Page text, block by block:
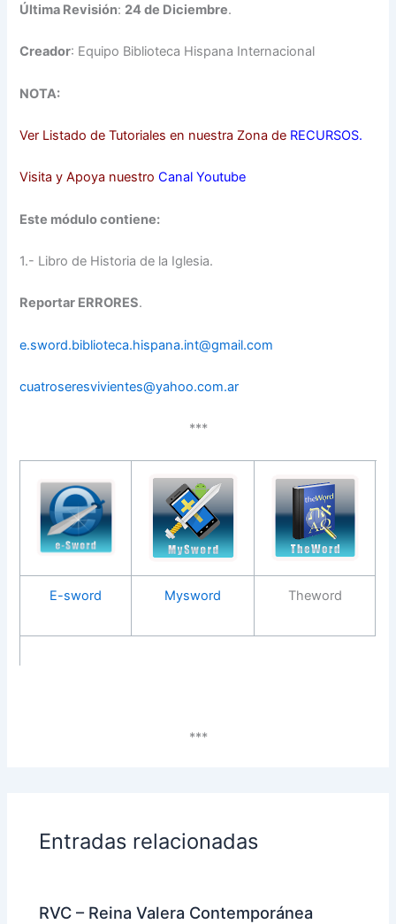
Última Revisión: 24 de Diciembre.
Creador: Equipo Biblioteca Hispana Internacional
NOTA:
Ver Listado de Tutoriales en nuestra Zona de RECURSOS.
Visita y Apoya nuestro Canal Youtube
Este módulo contiene:
1.- Libro de Historia de la Iglesia.
Reportar ERRORES.
e.sword.biblioteca.hispana.int@gmail.com
cuatroseresvivientes@yahoo.com.ar
***
E-sword Mysword Theword
***
Entradas relacionadas
RVC – Reina Valera Contemporánea